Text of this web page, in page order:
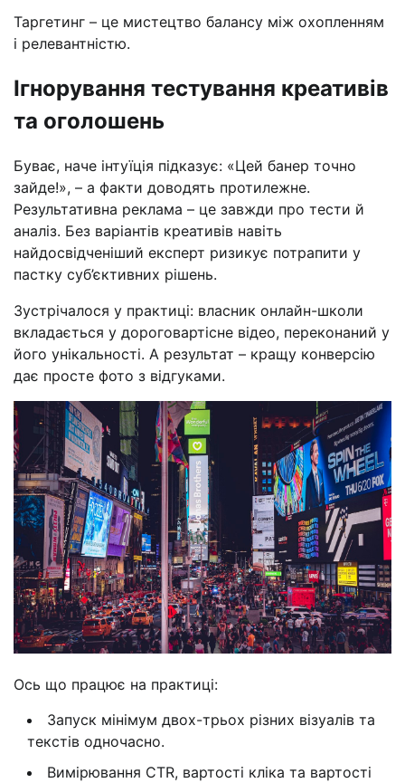
Таргетинг – це мистецтво балансу між охопленням
і релевантністю.
Ігнорування тестування креативів
та оголошень
Буває, наче інтуїція підказує: «Цей банер точно
зайде!», – а факти доводять протилежне.
Результативна реклама – це завжди про тести й
аналіз. Без варіантів креативів навіть
найдосвідченіший експерт ризикує потрапити у
пастку суб’єктивних рішень.
Зустрічалося у практиці: власник онлайн-школи
вкладається у дороговартісне відео, переконаний у
його унікальності. А результат – кращу конверсію
дає просте фото з відгуками.
Ось що працює на практиці:
Запуск мінімум двох-трьох різних візуалів та
текстів одночасно.
Вимірювання CTR, вартості кліка та вартості